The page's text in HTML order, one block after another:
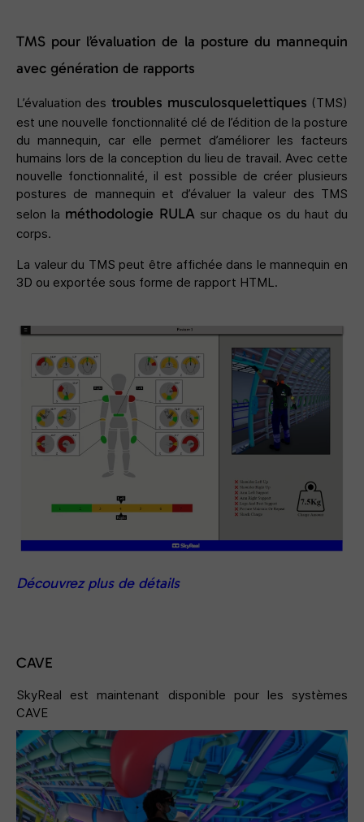
TMS pour l’évaluation de la posture du mannequin
avec génération de rapports
L’évaluation des troubles musculosquelettiques (TMS)
est une nouvelle fonctionnalité clé de l’édition de la posture
du mannequin, car elle permet d’améliorer les facteurs
humains lors de la conception du lieu de travail. Avec cette
nouvelle fonctionnalité, il est possible de créer plusieurs
postures de mannequin et d’évaluer la valeur des TMS
selon la méthodologie RULA sur chaque os du haut du
corps.
La valeur du TMS peut être affichée dans le mannequin en
3D ou exportée sous forme de rapport HTML.
Découvrez plus de détails
CAVE
SkyReal est maintenant disponible pour les systèmes
CAVE